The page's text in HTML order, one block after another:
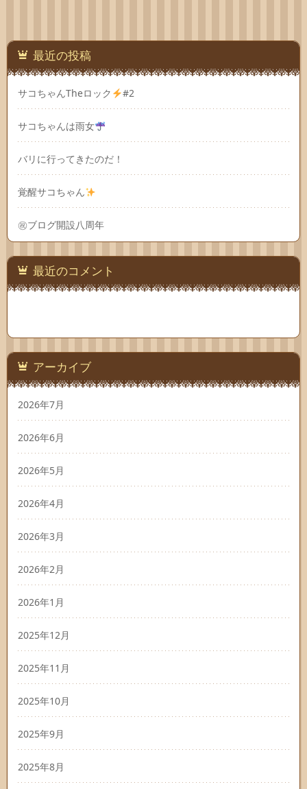
最近の投稿
サコちゃんTheロック #2
サコちゃんは雨女
バリに行ってきたのだ！
覚醒サコちゃん
㊗ブログ開設八周年
最近のコメント
アーカイブ
2026年7月
2026年6月
2026年5月
2026年4月
2026年3月
2026年2月
2026年1月
2025年12月
2025年11月
2025年10月
2025年9月
2025年8月